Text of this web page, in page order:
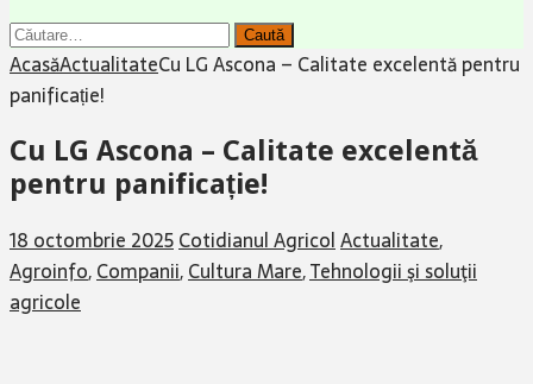
Caută
după:
AcasăActualitateCu LG Ascona – Calitate excelentă pentru
panificație!
Cu LG Ascona – Calitate excelentă
pentru panificație!
18 octombrie 2025Cotidianul AgricolActualitate,
Agroinfo,Companii,Cultura Mare,Tehnologii şi soluţii
agricole